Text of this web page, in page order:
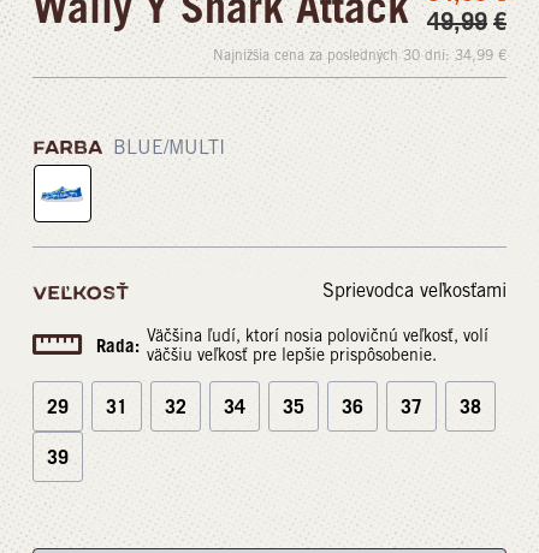
49,99 €
Najnižšia cena za posledných 30 dní:34,99 €
FARBA BLUE/MULTI
VEĽKOSŤ Sprievodca veľkosťami
Rada: Väčšina ľudí, ktorí nosia polovičnú veľkosť, volí
väčšiu veľkosť pre lepšie prispôsobenie.
29 31 32 34 35 36 37 38
39